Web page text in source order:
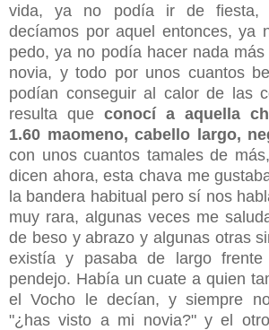
vida, ya no podía ir de fiesta,
decíamos por aquel entonces, ya
pedo, ya no podía hacer nada
novia, y todo por unos cuantos
podían conseguir al calor de las
resulta que conocí a aquella
1.60 maomeno, cabello largo,
con unos cuantos tamales de
dicen ahora, esta chava me
la bandera habitual pero sí nos
muy rara, algunas veces me
de beso y abrazo y algunas otras
existía y pasaba de largo
pendejo. Había un cuate a quien
el Vocho le decían, y siempre
"¿has visto a mi novia?" y el otro